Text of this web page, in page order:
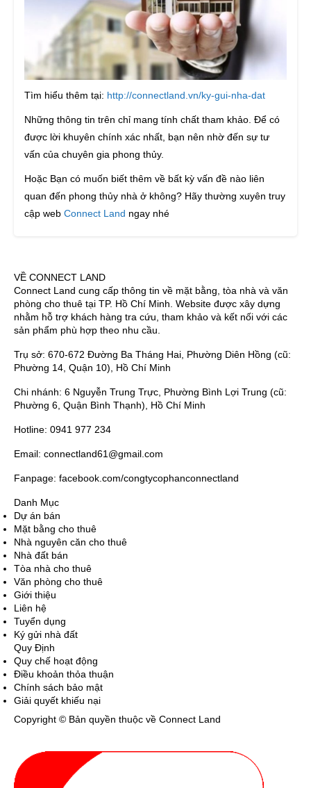
Tìm hiểu thêm tại: http://connectland.vn/ky-gui-nha-dat
Những thông tin trên chỉ mang tính chất tham khảo. Để có
được lời khuyên chính xác nhất, bạn nên nhờ đến sự tư
vấn của chuyên gia phong thủy.
Hoặc Bạn có muốn biết thêm về bất kỳ vấn đề nào liên
quan đến phong thủy nhà ở không? Hãy thường xuyên truy
cập web Connect Land ngay nhé
VỀ CONNECT LAND
Connect Land cung cấp thông tin về mặt bằng, tòa nhà và văn
phòng cho thuê tại TP. Hồ Chí Minh. Website được xây dựng
nhằm hỗ trợ khách hàng tra cứu, tham khảo và kết nối với các
sản phẩm phù hợp theo nhu cầu.
Trụ sở: 670-672 Đường Ba Tháng Hai, Phường Diên Hồng (cũ:
Phường 14, Quận 10), Hồ Chí Minh
Chi nhánh: 6 Nguyễn Trung Trực, Phường Bình Lợi Trung (cũ:
Phường 6, Quận Bình Thạnh), Hồ Chí Minh
Hotline: 0941 977 234
Email: connectland61@gmail.com
Fanpage: facebook.com/congtycophanconnectland
Danh Mục
Dự án bán
Mặt bằng cho thuê
Nhà nguyên căn cho thuê
Nhà đất bán
Tòa nhà cho thuê
Văn phòng cho thuê
Giới thiệu
Liên hệ
Tuyển dụng
Ký gửi nhà đất
Quy Định
Quy chế hoạt động
Điều khoản thỏa thuận
Chính sách bảo mật
Giải quyết khiếu nại
Copyright © Bản quyền thuộc về Connect Land